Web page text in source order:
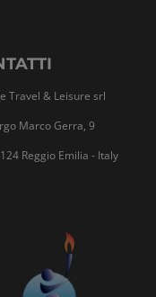
Travel & Leisure srl
Marco Gerra, 9
Reggio Emilia - Italy